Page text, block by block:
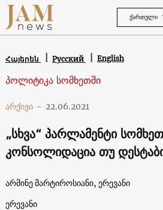
ᲥᲐᲠᲗᲣᲚᲘ
Հայերեն Русский English
პოლიტიკა სომხეთში
არქივი - 22.06.2021
„სხვა“ პარლამენტი
კონსოლიდაცია თუ
არმინე მარტიროსიანი, ერევანი
ერევანი